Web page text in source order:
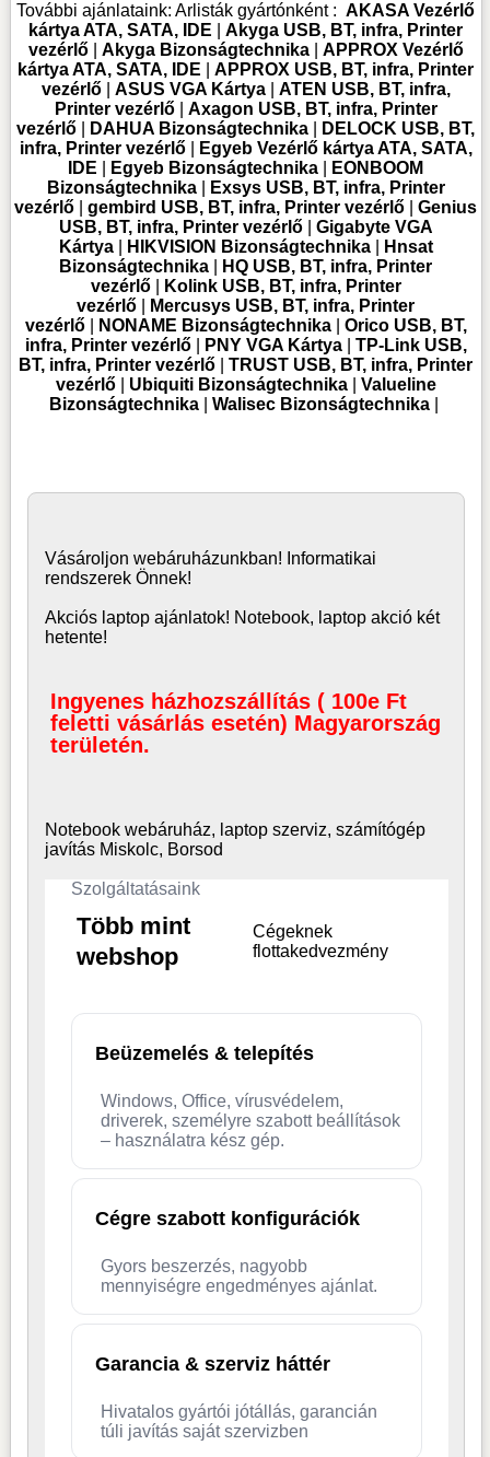
További ajánlataink: Arlisták gyártónként : AKASA Vezérlő
kártya ATA, SATA, IDE |Akyga USB, BT, infra, Printer
vezérlő| Akyga Bizonságtechnika| APPROX Vezérlő
kártya ATA, SATA, IDE |APPROX USB, BT, infra, Printer
vezérlő| ASUS VGA Kártya| ATEN USB, BT, infra,
Printer vezérlő| Axagon USB, BT, infra, Printer
vezérlő
DAHUA Bizonságtechnika
DELOCK USB, BT,
infra, Printer vezérlő|
Egyeb Vezérlő kártya ATA, SATA,
IDE
Egyeb Bizonságtechnika
EONBOOM
Bizonságtechnika|
Exsys USB, BT, infra, Printer
vezérlő |gembird USB, BT, infra, Printer vezérlő |Genius
USB, BT, infra, Printer vezérlő| Gigabyte VGA
Kártya| HIKVISION Bizonságtechnika|
Hnsat
Bizonságtechnika
HQ USB, BT, infra, Printer
vezérlő|
Kolink USB, BT, infra, Printer
vezérlő
Mercusys USB, BT, infra, Printer
vezérlő| NONAME Bizonságtechnika| Orico USB, BT,
infra, Printer vezérlő| PNY VGA Kártya| TP-Link USB,
BT, infra, Printer vezérlő |TRUST USB, BT, infra, Printer
vezérlő| Ubiquiti Bizonságtechnika| Valueline
Bizonságtechnika| Walisec Bizonságtechnika|
Vásároljon webáruházunkban! Informatikai
rendszerek Önnek!
Akciós laptop ajánlatok! Notebook, laptop akció két
hetente!
Ingyenes házhozszállítás ( 100e Ft
feletti vásárlás esetén) Magyarország
területén.
Notebook webáruház, laptop szerviz, számítógép
javítás Miskolc, Borsod
Szolgáltatásaink
Több mint
webshop
Cégeknek
flottakedvezmény
Beüzemelés & telepítés
Windows, Office, vírusvédelem,
driverek, személyre szabott beállítások
– használatra kész gép.
Cégre szabott konfigurációk
Gyors beszerzés, nagyobb
mennyiségre engedményes ajánlat.
Garancia & szerviz háttér
Hivatalos gyártói jótállás, garancián
túli javítás saját szervizben